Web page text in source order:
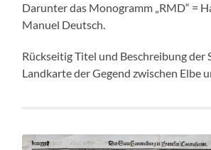
Darunter das Monogramm „RMD“ =
Manuel Deutsch.
Rückseitig Titel und Beschreibung der
Landkarte der Gegend zwischen Elbe